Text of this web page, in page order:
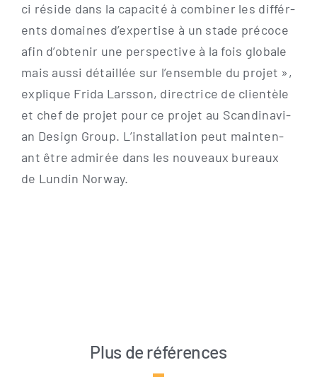
ci rési­de dans la capa­ci­té à com­bi­ner les dif­fér­
ents domain­es d’expertise à un sta­de pré­co­ce
afin d’obtenir une per­spec­ti­ve à la fois glo­ba­le
mais aus­si détail­lée sur l’ensemble du pro­jet »,
expli­que Fri­da Lars­son, direc­tri­ce de cli­entèle
et chef de pro­jet pour ce pro­jet au Scan­di­na­vi­
an Design Group. L’installation peut main­ten­
ant être admi­rée dans les nou­veaux bureaux
de Lun­din Norway.
Plus de références